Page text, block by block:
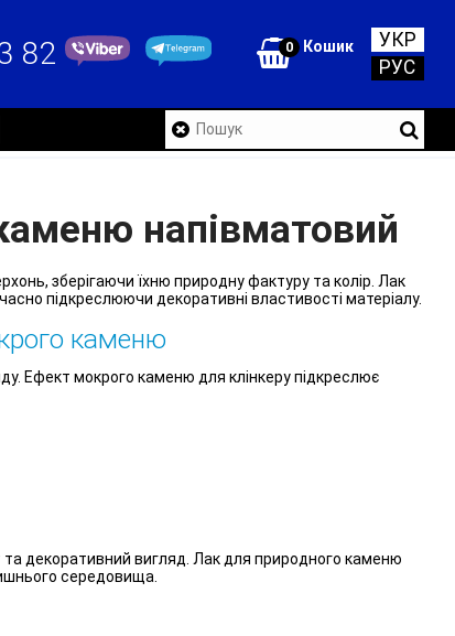
82 0 Кошик
УКР
РУС
напівматовий
зберігаючи їхню природну фактуру та колір. Лак
підкреслюючи декоративні властивості матеріалу.
каменю
Ефект мокрого каменю для клінкеру підкреслює
та декоративний вигляд. Лак для природного каменю
середовища.